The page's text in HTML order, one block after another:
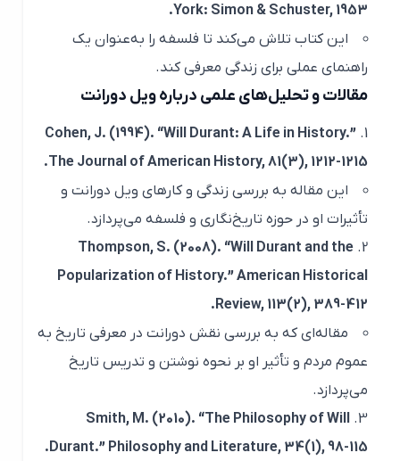
York: Simon & Schuster, 1953.
این کتاب تلاش می‌کند تا فلسفه را به‌عنوان یک
راهنمای عملی برای زندگی معرفی کند.
مقالات و تحلیل‌های علمی درباره ویل دورانت
Cohen, J. (1994). “Will Durant: A Life in History.”
The Journal of American History, 81(3), 1212-1215.
این مقاله به بررسی زندگی و کارهای ویل دورانت و
تأثیرات او در حوزه تاریخ‌نگاری و فلسفه می‌پردازد.
Thompson, S. (2008). “Will Durant and the
Popularization of History.”American Historical
Review, 113(2), 389-412.
مقاله‌ای که به بررسی نقش دورانت در معرفی تاریخ به
عموم مردم و تأثیر او بر نحوه نوشتن و تدریس تاریخ
می‌پردازد.
Smith, M. (2010). “The Philosophy of Will
Durant.”Philosophy and Literature, 34(1), 98-115.